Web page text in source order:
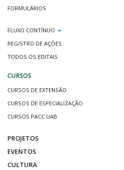
FORMULÁRIOS
FLUXO CONTÍNUO
REGISTRO DE AÇÕES
TODOS OS EDITAIS
CURSOS
CURSOS DE EXTENSÃO
CURSOS DE ESPECIALIZAÇÃO
CURSOS PACC UAB
PROJETOS
EVENTOS
CULTURA